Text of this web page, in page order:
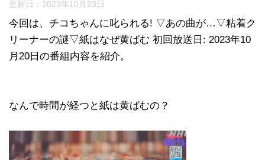
更新日： 2023年10月23日
今回は、チコちゃんに叱られる! ▽あの曲が…▽粘着ク
リーナーの謎▽紙はなぜ黄ばむ 初回放送日: 2023年10
月20日の番組内容を紹介。
なんで時間が経つと紙は黄ばむの？